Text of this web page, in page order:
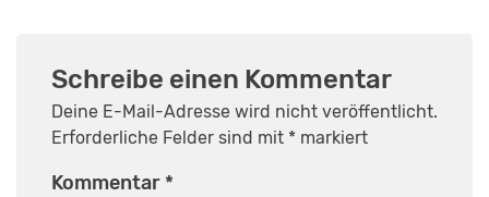
Schreibe einen Kommentar
Deine E-Mail-Adresse wird nicht veröffentlicht.
Erforderliche Felder sind mit * markiert
Kommentar *